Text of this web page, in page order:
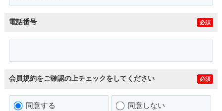
電話番号 必須
会員規約をご確認の上チェックをしてください 必須
同意する 同意しない